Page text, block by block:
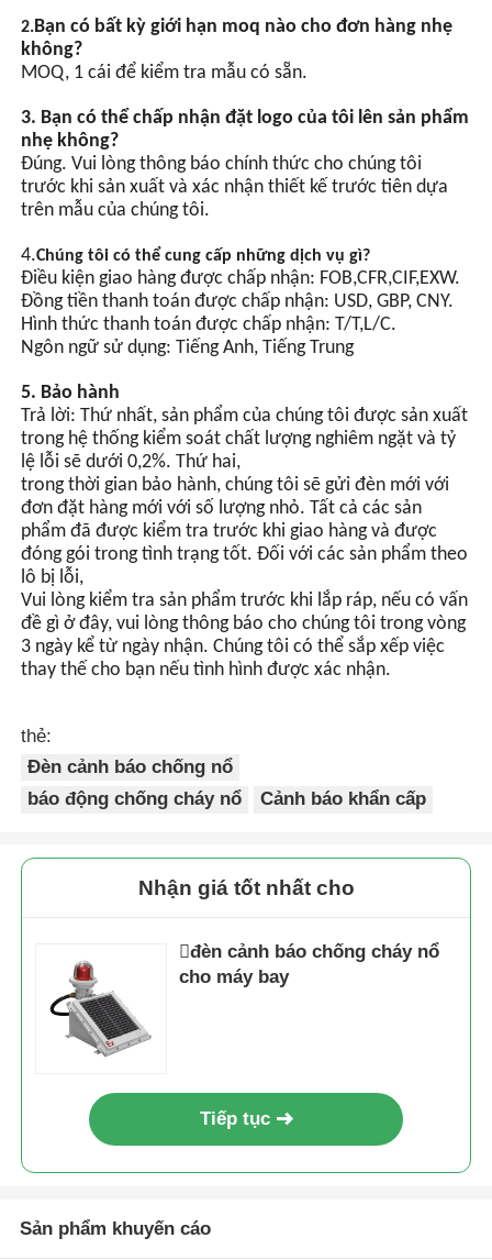
Hạt đèn LED độ sáng cao,
hạt đèn tiết kiệm năng
lượng chip LED có độ sáng
hơn so với hạt đèn thông
thường.
Đồng bộ hóa GPS (Tùy
Điều khiển công tắc hoạt
động bằng ánh sáng tự
động, được trang bị chip
tích hợp và nhiều mạch bảo
vệ. Có thể đạt được sự
nhấp nháy đồng bộ của
đường tín hiệu đồng bộ.
Câu hỏi thường gặp:
1. Làm thế nào chúng tôi có thể đảm bảo chất lượng?
Luôn kiểm tra lần cuối trước khi giao hàng.
2.Bạn có bất kỳ giới hạn moq nào cho đơn hàng nhẹ
không?
MOQ, 1 cái để kiểm tra mẫu có sẵn.
3. Bạn có thể chấp nhận đặt logo của tôi lên sản phẩm
nhẹ không?
Đúng. Vui lòng thông báo chính thức cho chúng tôi
trước khi sản xuất và xác nhận thiết kế trước tiên dựa
trên mẫu của chúng tôi.
4. Chúng tôi có thể cung cấp những dịch vụ gì?
Điều kiện giao hàng được chấp nhận: FOB,CFR,CIF,EXW.
Đồng tiền thanh toán được chấp nhận: USD, GBP, CNY.
Hình thức thanh toán được chấp nhận: T/T,L/C.
Ngôn ngữ sử dụng: Tiếng Anh, Tiếng Trung
5. Bảo hành
Trả lời: Thứ nhất, sản phẩm của chúng tôi được sản xuất
trong hệ thống kiểm soát chất lượng nghiêm ngặt và tỷ
lệ lỗi sẽ dưới 0,2%. Thứ hai,
trong thời gian bảo hành, chúng tôi sẽ gửi đèn mới với
đơn đặt hàng mới với số lượng nhỏ. Tất cả các sản
phẩm đã được kiểm tra trước khi giao hàng và được
Vui lòng kiểm tra sản phẩm trước khi lắp ráp, nếu có vấn
đề gì ở đây, vui lòng thông báo cho chúng tôi trong vòng
3 ngày kể từ ngày nhận. Chúng tôi có thể sắp xếp việc
thay thế cho bạn nếu tình hình được xác nhận.
thẻ:
báo động chống cháy nổ
Cảnh báo khẩn cấp
Nhận giá tốt nhất cho
đèn cảnh báo chống cháy nổ
cho máy bay